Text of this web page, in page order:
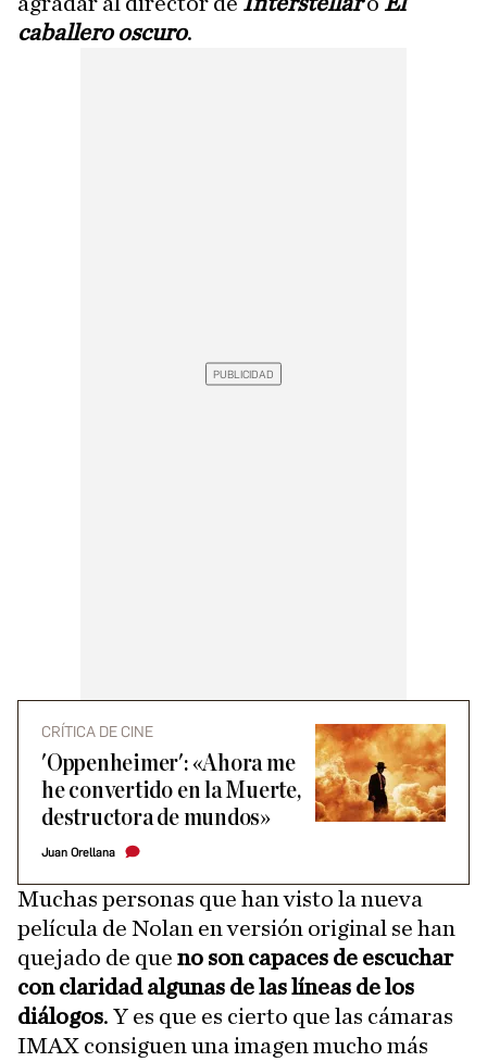
caballero oscuro.
CRÍTICA DE CINE
'Oppenheimer': «Ahora me
he convertido en la Muerte,
destructora de mundos»
Juan Orellana
Muchas personas que han visto la nueva
película de Nolan en versión original se han
quejado de que no son capaces de escuchar
con claridad algunas de las líneas de los
diálogos. Y es que es cierto que las cámaras
IMAX consiguen una imagen mucho más